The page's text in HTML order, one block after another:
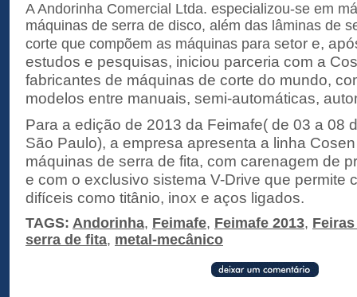
A Andorinha Comercial Ltda. especializou-se em
máquinas de serra de disco, além das lâminas de
corte que compõem as máquinas para setor e,
estudos e pesquisas, iniciou parceria com a
fabricantes de máquinas de corte do mundo,
modelos entre manuais, semi-automáticas,
Para a edição de 2013 da Feimafe( de 03 a 08
São Paulo), a empresa apresenta a linha
máquinas de serra de fita, com carenagem de
e com o exclusivo sistema V-Drive que permite
difíceis como titânio, inox e aços ligados.
TAGS: Andorinha, Feimafe, Feimafe 2013,
serra de fita, metal-mecânico